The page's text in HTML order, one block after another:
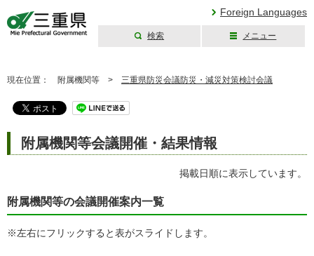
Foreign Languages
検索 メニュー
現在位置： 附属機関等 > 三重県防災会議防災・減災対策検討会議
附属機関等会議開催・結果情報
掲載日順に表示しています。
附属機関等の会議開催案内一覧
※左右にフリックすると表がスライドします。